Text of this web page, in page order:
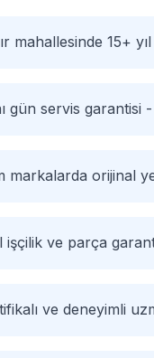
mahallesinde 15+
gün servis garantisi
markalarda orijinal
işçilik ve parça
ve deneyimli